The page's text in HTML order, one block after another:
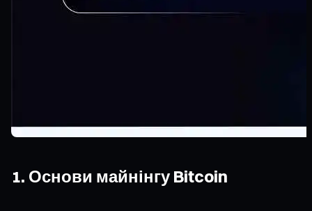
1. Основи майнінгу Bitcoin